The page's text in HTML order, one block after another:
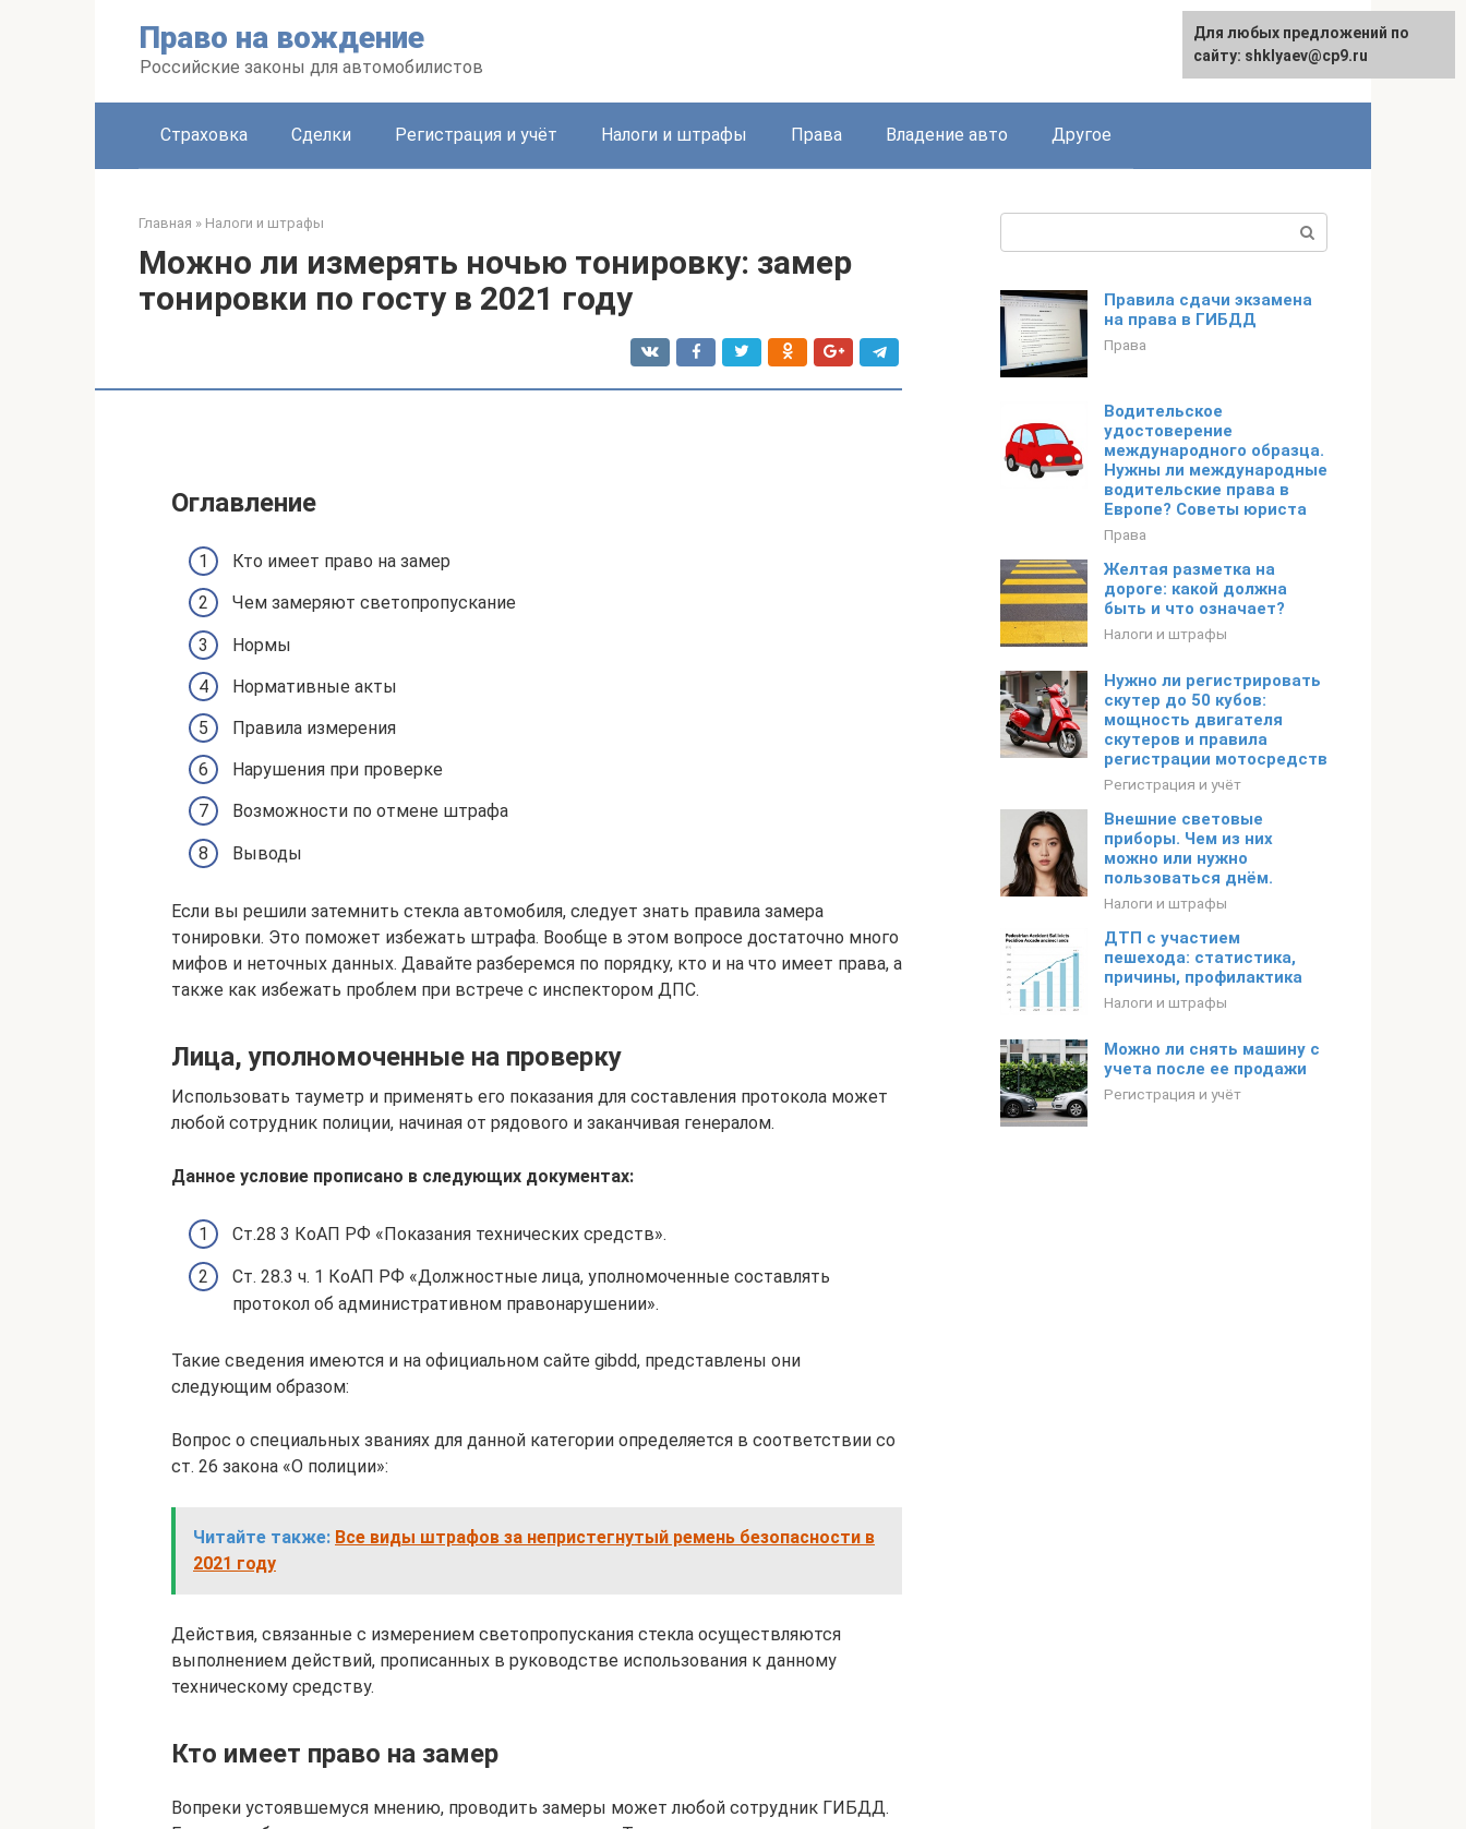
Право на вождение
Российские законы для автомобилистов
Страховка Сделки Регистрация и учёт Налоги и штрафы Права Владение авто Другое
Главная » Налоги и штрафы
Можно ли измерять ночью тонировку: замер
тонировки по госту в 2021 году
Оглавление
Кто имеет право на замер
Чем замеряют светопропускание
Нормы
Нормативные акты
Правила измерения
Нарушения при проверке
Возможности по отмене штрафа
Выводы
Если вы решили затемнить стекла автомобиля, следует знать правила замера
тонировки. Это поможет избежать штрафа. Вообще в этом вопросе достаточно много
мифов и неточных данных. Давайте разберемся по порядку, кто и на что имеет права, а
также как избежать проблем при встрече с инспектором ДПС.
Лица, уполномоченные на проверку
Использовать тауметр и применять его показания для составления протокола может
любой сотрудник полиции, начиная от рядового и заканчивая генералом.
Данное условие прописано в следующих документах:
Ст.28 3 КоАП РФ «Показания технических средств».
Ст. 28.3 ч. 1 КоАП РФ «Должностные лица, уполномоченные составлять
протокол об административном правонарушении».
Такие сведения имеются и на официальном сайте gibdd, представлены они
следующим образом:
Вопрос о специальных званиях для данной категории определяется в соответствии со
ст. 26 закона «О полиции»:
Читайте также: Все виды штрафов за непристегнутый ремень безопасности в
2021 году
Действия, связанные с измерением светопропускания стекла осуществляются
выполнением действий, прописанных в руководстве использования к данному
техническому средству.
Кто имеет право на замер
Вопреки устоявшемуся мнению, проводить замеры может любой сотрудник ГИБДД.
Правила сдачи экзамена
на права в ГИБДД
Права
Водительское
удостоверение
международного образца.
Нужны ли международные
водительские права в
Европе? Советы юриста
Права
Желтая разметка на
дороге: какой должна
быть и что означает?
Налоги и штрафы
Нужно ли регистрировать
скутер до 50 кубов:
мощность двигателя
скутеров и правила
регистрации мотосредств
Регистрация и учёт
Внешние световые
приборы. Чем из них
можно или нужно
пользоваться днём.
Налоги и штрафы
ДТП с участием
пешехода: статистика,
причины, профилактика
Налоги и штрафы
Можно ли снять машину с
учета после ее продажи
Регистрация и учёт
Для любых предложений по
сайту: shklyaev@cp9.ru